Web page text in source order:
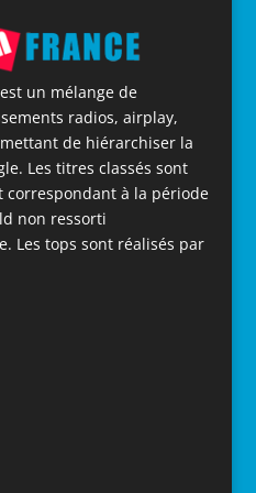
un mélange de
radios, airplay,
de hiérarchiser la
Les titres classés sont
à la période
non ressorti
Les tops sont réalisés par